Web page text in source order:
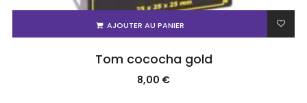
AJOUTER AU PANIER
Tom cococha gold
8,00 €